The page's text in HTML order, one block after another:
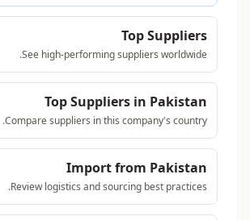
Top Suppliers
See high-performing suppliers worldwide.
Top Suppliers in Pakistan
Compare suppliers in this company's country.
Import from Pakistan
Review logistics and sourcing best practices.